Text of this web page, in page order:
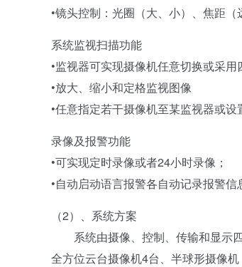
•镜头控制：光圈（大、小）、焦距（
系统监视扫描功能
•监视器可实现摄像机任意切换或采
•放大、缩小和定格监视图像
•任意指定若干摄像机至某监视器或
录像及报警功能
•可实现定时录像或者24小时录像；
•自动启动语言报警各自动记录报警信
（2）、系统方案
系统由摄像、控制、传输和显示四
全方位云台摄像机4台、半球形摄像